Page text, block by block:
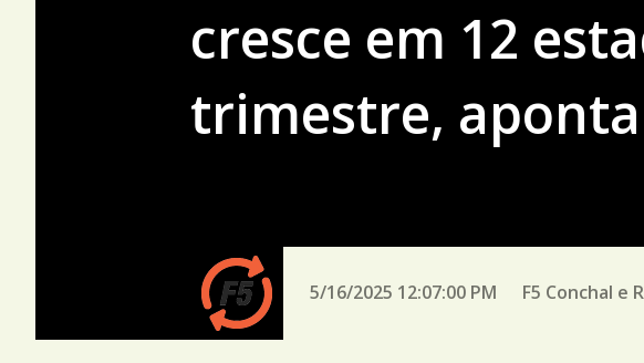
cresce em 12
trimestre, aponta
5/16/2025 12:07:00 PM F5 Conchal e